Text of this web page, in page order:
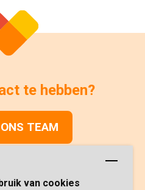
van cookies
te hebben?
TEAM